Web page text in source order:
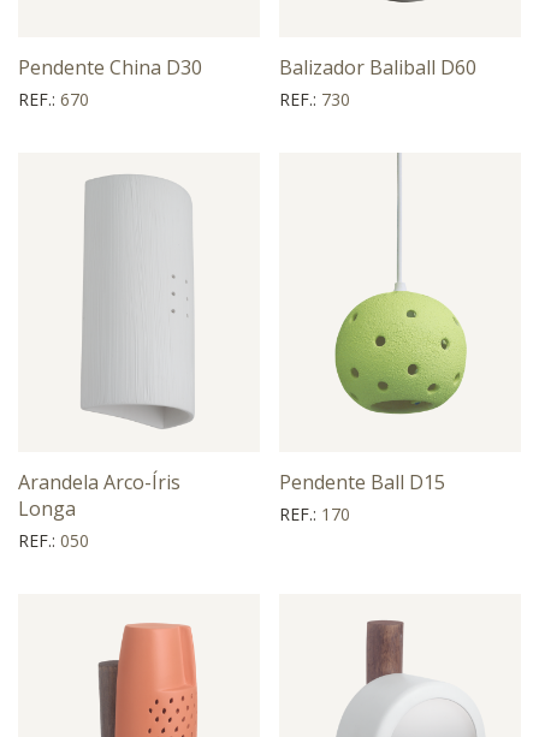
Pendente China D30
REF.: 670
Balizador Baliball D60
REF.: 730
Arandela Arco-Íris
Longa
REF.: 050
Pendente Ball D15
REF.: 170